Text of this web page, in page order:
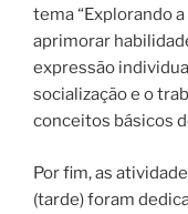
tema “Explorando
aprimorar
expressão
socialização e o
conceitos básicos
Por fim, as
(tarde) foram